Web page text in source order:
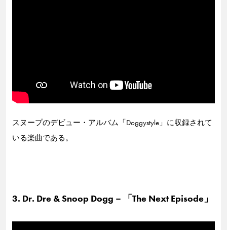
スヌープのデビュー・アルバム「Doggystyle」に収録されて
いる楽曲である。
3. Dr. Dre & Snoop Dogg – 「The Next Episode」